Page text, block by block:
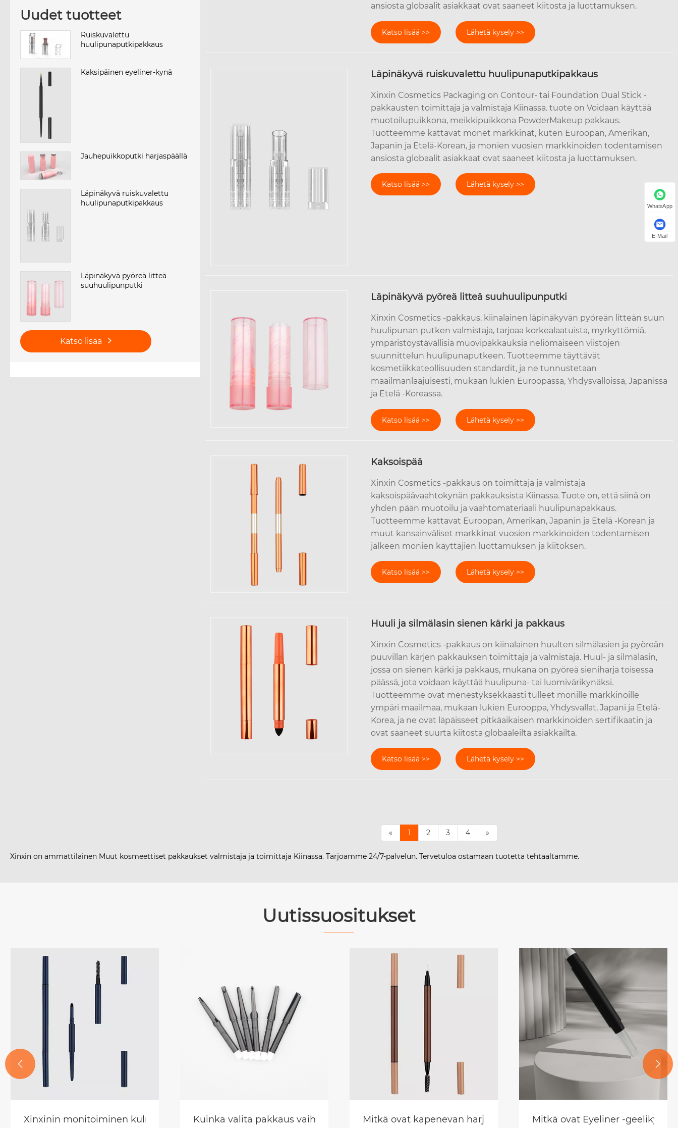
Uudet tuotteet
Ruiskuvalettu
huulipunaputkipakkaus
Kaksipäinen eyeliner-kynä
Jauhepuikkoputki harjaspäällä
Läpinäkyvä ruiskuvalettu
huulipunaputkipakkaus
Läpinäkyvä pyöreä litteä
suuhuulipunputki
Katso lisää
ansiosta globaalit asiakkaat ovat saaneet kiitosta ja luottamuksen.
Katso lisää >> Lähetä kysely >>
Läpinäkyvä ruiskuvalettu huulipunaputkipakkaus
Xinxin Cosmetics Packaging on Contour- tai Foundation Dual Stick -
pakkausten toimittaja ja valmistaja Kiinassa. tuote on Voidaan käyttää
muotoilupuikkona, meikkipuikkona PowderMakeup pakkaus.
Tuotteemme kattavat monet markkinat, kuten Euroopan, Amerikan,
Japanin ja Etelä-Korean, ja monien vuosien markkinoiden todentamisen
ansiosta globaalit asiakkaat ovat saaneet kiitosta ja luottamuksen.
Katso lisää >> Lähetä kysely >>
Läpinäkyvä pyöreä litteä suuhuulipunputki
Xinxin Cosmetics -pakkaus, kiinalainen läpinäkyvän pyöreän litteän suun
huulipunan putken valmistaja, tarjoaa korkealaatuista, myrkyttömiä,
ympäristöystävällisiä muovipakkauksia neliömäiseen viistojen
suunnittelun huulipunaputkeen. Tuotteemme täyttävät
kosmetiikkateollisuuden standardit, ja ne tunnustetaan
maailmanlaajuisesti, mukaan lukien Euroopassa, Yhdysvalloissa, Japanissa
ja Etelä -Koreassa.
Katso lisää >> Lähetä kysely >>
Kaksoispää
Xinxin Cosmetics -pakkaus on toimittaja ja valmistaja
kaksoispäävaahtokynän pakkauksista Kiinassa. Tuote on, että siinä on
yhden pään muotoilu ja vaahtomateriaali huulipunapakkaus.
Tuotteemme kattavat Euroopan, Amerikan, Japanin ja Etelä -Korean ja
muut kansainväliset markkinat vuosien markkinoiden todentamisen
jälkeen monien käyttäjien luottamuksen ja kiitoksen.
Katso lisää >> Lähetä kysely >>
Huuli ja silmälasin sienen kärki ja pakkaus
Xinxin Cosmetics -pakkaus on kiinalainen huulten silmälasien ja pyöreän
puuvillan kärjen pakkauksen toimittaja ja valmistaja. Huul- ja silmälasin,
jossa on sienen kärki ja pakkaus, mukana on pyöreä sieniharja toisessa
päässä, jota voidaan käyttää huulipuna- tai luomivärikynäksi.
Tuotteemme ovat menestyksekkäästi tulleet monille markkinoille
ympäri maailmaa, mukaan lukien Eurooppa, Yhdysvallat, Japani ja Etelä-
Korea, ja ne ovat läpäisseet pitkäaikaisen markkinoiden sertifikaatin ja
ovat saaneet suurta kiitosta globaaleilta asiakkailta.
Katso lisää >> Lähetä kysely >>
« 1 2 3 4 »
Xinxin on ammattilainen Muut kosmeettiset pakkaukset valmistaja ja toimittaja Kiinassa. Tarjoamme 24/7-palvelun. Tervetuloa ostamaan tuotetta tehtaaltamme.
Uutissuositukset
astiahuulipunan pakkaukseksi?
Xinxinin monitoiminen kulmakarvakynäpakkaus johtaa vihreää vallankumousta kauneusteollisuudessa
Kuinka valita pakkaus vaihdettavien kulmakarvojen kynän vinkkiin?Mitkä ovat kapenevan harjan nestemäisen silmäluomikynän
Mitkä ovat Eyeliner -
 
WhatsApp
E-Mail